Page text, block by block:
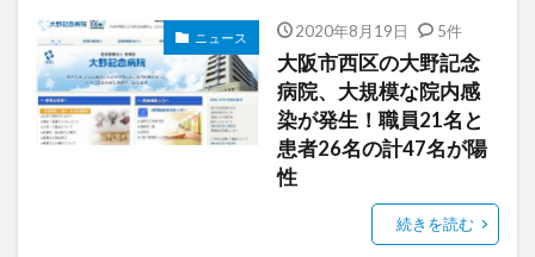
ニュース 2020年8月19日 5件
大阪市西区の大野記念
病院、大規模な院内感
染が発生！職員21名と
患者26名の計47名が陽
性
続きを読む